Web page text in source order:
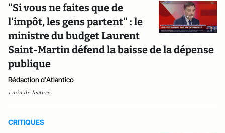
"Si vous ne faites que de
l'impôt, les gens partent" : le
ministre du budget Laurent
Saint-Martin défend la baisse de la dépense
publique
Rédaction d'Atlantico
1 min de lecture
CRITIQUES